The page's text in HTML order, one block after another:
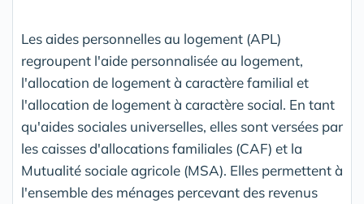
Les aides personnelles au logement (APL)
regroupent l'aide personnalisée au logement,
l'allocation de logement à caractère familial et
l'allocation de logement à caractère social. En tant
qu'aides sociales universelles, elles sont versées par
les caisses d'allocations familiales (CAF) et la
Mutualité sociale agricole (MSA). Elles permettent à
l'ensemble des ménages percevant des revenus